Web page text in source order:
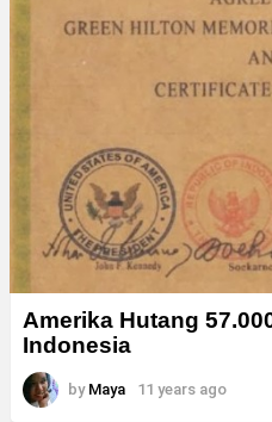
Amerika Hutang
Indonesia
by Maya 11 years ago